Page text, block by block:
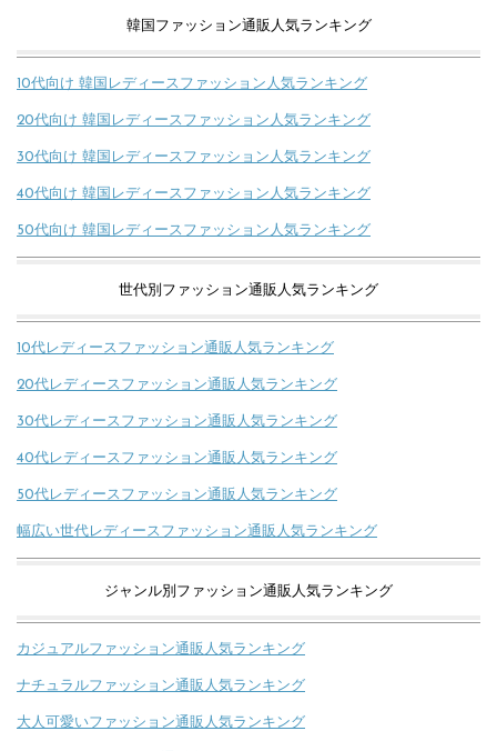
韓国ファッション通販人気ランキング
10代向け 韓国レディースファッション人気ランキング
20代向け 韓国レディースファッション人気ランキング
30代向け 韓国レディースファッション人気ランキング
40代向け 韓国レディースファッション人気ランキング
50代向け 韓国レディースファッション人気ランキング
世代別ファッション通販人気ランキング
10代レディースファッション通販人気ランキング
20代レディースファッション通販人気ランキング
30代レディースファッション通販人気ランキング
40代レディースファッション通販人気ランキング
50代レディースファッション通販人気ランキング
幅広い世代レディースファッション通販人気ランキング
ジャンル別ファッション通販人気ランキング
カジュアルファッション通販人気ランキング
ナチュラルファッション通販人気ランキング
大人可愛いファッション通販人気ランキング